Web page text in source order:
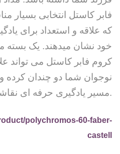
فابر کاستل انتخابی بسیار
که علاقه و استعداد برای
کروم فابر کاستل می تواند
نوجوان شما دو چندان کرده
مسیر یادگیری حرفه ای نقاشی باشد.
polychromos-60-faber-
castell